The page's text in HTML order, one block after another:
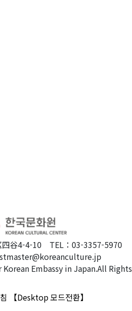
四谷4-4-10 TEL：03-3357-5970
Embassy in Japan.All Rights
【Desktop 모드전환】